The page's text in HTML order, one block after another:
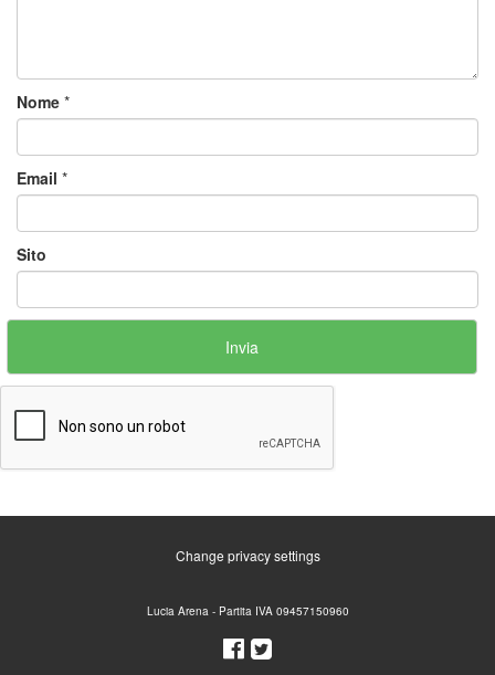
Nome *
Email *
Sito
Change privacy settings
Lucia Arena - Partita IVA 09457150960